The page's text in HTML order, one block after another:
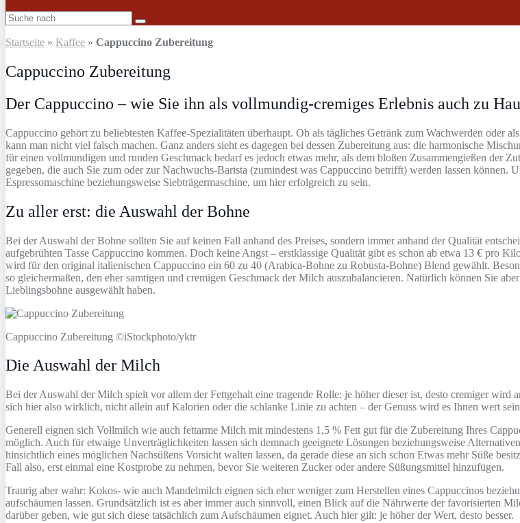
Startseite » Kaffee » Cappuccino Zubereitung
Cappuccino Zubereitung
Der Cappuccino – wie Sie ihn als vollmundig-cremiges Erlebnis auch zu
Cappuccino gehört zu beliebtesten Kaffee-Spezialitäten überhaupt. Ob als tägliches Getränk zum Wachwerden oder
kann man nicht viel falsch machen. Ganz anders sieht es dagegen bei dessen Zubereitung aus: die harmonische
für einen vollmundigen und runden Geschmack bedarf es jedoch etwas mehr, als dem bloßen Zusammengießen der
gegeben, die auch Sie zum oder zur Nachwuchs-Barista (zumindest was Cappuccino betrifft) werden lassen können.
Espressomaschine beziehungsweise Siebträgermaschine, um hier erfolgreich zu sein.
Zu aller erst: die Auswahl der Bohne
Bei der Auswahl der Bohne sollten Sie auf keinen Fall anhand des Preises, sondern immer anhand der Qualität
aufgebrühten Tasse Cappuccino kommen. Doch keine Angst – erstklassige Qualität gibt es schon ab etwa 13 € pro
wird für den original italienischen Cappuccino ein 60 zu 40 (Arabica-Bohne zu Robusta-Bohne) Blend gewählt.
so gleichermaßen, den eher samtigen und cremigen Geschmack der Milch auszubalancieren. Natürlich können Sie
Lieblingsbohne ausgewählt haben.
Cappuccino Zubereitung ©iStockphoto/yktr
Die Auswahl der Milch
Bei der Auswahl der Milch spielt vor allem der Fettgehalt eine tragende Rolle: je höher dieser ist, desto cremiger wird
sich hier also wirklich, nicht allein auf Kalorien oder die schlanke Linie zu achten – der Genuss wird es Ihnen wert
Generell eignen sich Vollmilch wie auch fettarme Milch mit mindestens 1,5 % Fett gut für die Zubereitung Ihres
möglich. Auch für etwaige Unverträglichkeiten lassen sich demnach geeignete Lösungen beziehungsweise
hinsichtlich eines möglichen Nachsüßens Vorsicht walten lassen, da gerade diese an sich schon Etwas mehr Süße
Fall also, erst einmal eine Kostprobe zu nehmen, bevor Sie weiteren Zucker oder andere Süßungsmittel hinzufügen.
Traurig aber wahr: Kokos- wie auch Mandelmilch eignen sich eher weniger zum Herstellen eines Cappuccinos
aufschäumen lassen. Grundsätzlich ist es aber immer auch sinnvoll, einen Blick auf die Nährwerte der favorisierten
darüber geben, wie gut sich diese tatsächlich zum Aufschäumen eignet. Auch hier gilt: je höher der Wert, desto besser.